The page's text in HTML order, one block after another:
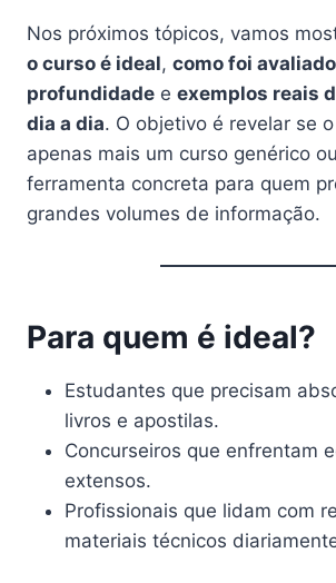
Nos próximos tópicos, vamos
o curso é ideal, como foi
profundidade e exemplos reais
dia a dia. O objetivo é revelar se
apenas mais um curso genérico
ferramenta concreta para quem
grandes volumes de informação.
Para quem é ideal?
Estudantes que precisam
livros e apostilas.
Concurseiros que enfrentam
extensos.
Profissionais que lidam com
materiais técnicos